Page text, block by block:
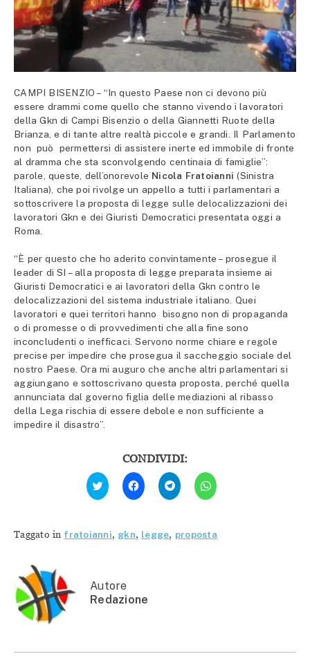
CAMPI BISENZIO – “In questo Paese non ci devono più
essere drammi come quello che stanno vivendo i lavoratori
della Gkn di Campi Bisenzio o della Giannetti Ruote della
Brianza, e di tante altre realtà piccole e grandi. Il Parlamento
non può permettersi di assistere inerte ed immobile di fronte
al dramma che sta sconvolgendo centinaia di famiglie”:
parole, queste, dell’onorevole Nicola Fratoianni(Sinistra
Italiana), che poi rivolge un appello a tutti i parlamentari a
sottoscrivere la proposta di legge sulle delocalizzazioni dei
lavoratori Gkn e dei Giuristi Democratici presentata oggi a
Roma.
“È per questo che ho aderito convintamente – prosegue il
leader di SI – alla proposta di legge preparata insieme ai
Giuristi Democratici e ai lavoratori della Gkn contro le
delocalizzazioni del sistema industriale italiano. Quei
lavoratori e quei territori hanno bisogno non di propaganda
o di promesse o di provvedimenti che alla fine sono
inconcludenti o inefficaci. Servono norme chiare e regole
precise per impedire che prosegua il saccheggio sociale del
nostro Paese. Ora mi auguro che anche altri parlamentari si
aggiungano e sottoscrivano questa proposta, perché quella
annunciata dal governo figlia delle mediazioni al ribasso
della Lega rischia di essere debole e non sufficiente a
impedire il disastro”.
CONDIVIDI:
Fai
clic
qui
Twitter
(Si
finestra)
Fai
clic
per
condividere
(Si
apre
Fai
clic
per
condividere
(Si
apre
Fai
clic
per
(Si
apre
Taggato in fratoianni, gkn, legge, proposta
Autore
Redazione